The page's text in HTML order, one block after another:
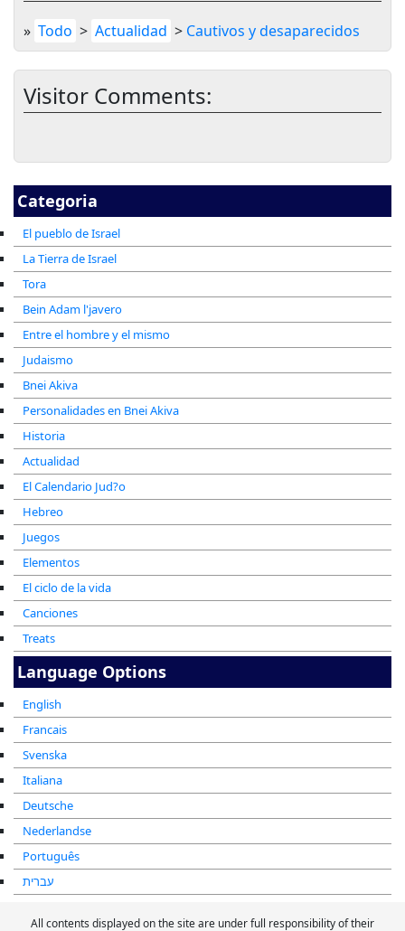
Categoria
El pueblo de Israel
La Tierra de Israel
Tora
Bein Adam l'javero
Entre el hombre y el mismo
Judaismo
Bnei Akiva
Personalidades en Bnei Akiva
Historia
Actualidad
El Calendario Jud?o
Hebreo
Juegos
Elementos
El ciclo de la vida
Canciones
Treats
» Todo > Actualidad > Cautivos y desaparecidos
Visitor Comments:
Language Options
English
Francais
Svenska
Italiana
Deutsche
Nederlandse
Português
עברית
All contents displayed on the site are under full responsibility of their